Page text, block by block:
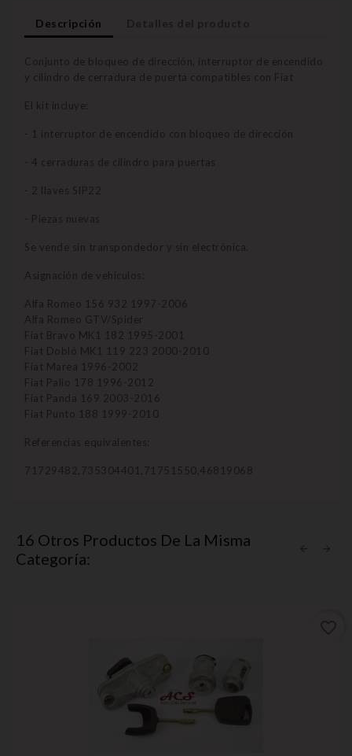
Descripción
Conjunto de bloqueo de dirección, interruptor de encendido
y cilindro de cerradura de puerta compatibles con Fiat
El kit incluye:
- 1 interruptor de encendido con bloqueo de dirección
- 4 cerraduras de cilindro para puertas
- 2 llaves SIP22
- Piezas nuevas
Se vende sin transpondedor y sin electrónica.
Asignación de vehículos:
Alfa Romeo 156 932 1997-2006
Alfa Romeo GTV/Spider
Fiat Bravo MK1 182 1995-2001
Fiat Dobló MK1 119 223 2000-2010
Fiat Marea 1996-2002
Fiat Palio 178 1996-2012
Fiat Panda 169 2003-2016
Fiat Punto 188 1999-2010
Referencias equivalentes:
71729482,735304401,71751550,46819068
16 Otros Productos De La Misma
Categoría: